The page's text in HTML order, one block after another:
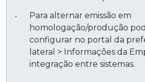
Para alternar emissão em
homologação/produção
configurar no portal da
lateral > Informações da
integração entre sistemas.